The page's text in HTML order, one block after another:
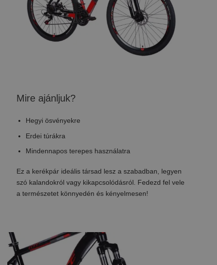
Mire ajánljuk?
Hegyi ösvényekre
Erdei túrákra
Mindennapos terepes használatra
Ez a kerékpár ideális társad lesz a szabadban, legyen
szó kalandokról vagy kikapcsolódásról. Fedezd fel vele
a természetet könnyedén és kényelmesen!